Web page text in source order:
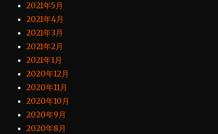
2021年5月
2021年4月
2021年3月
2021年2月
2021年1月
2020年12月
2020年11月
2020年10月
2020年9月
2020年8月